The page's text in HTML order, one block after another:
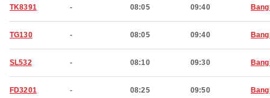
TK8391 - 08:05 09:40
TG130 - 08:05 09:40
SL532 - 08:10 09:30
FD3201 - 08:25 09:50